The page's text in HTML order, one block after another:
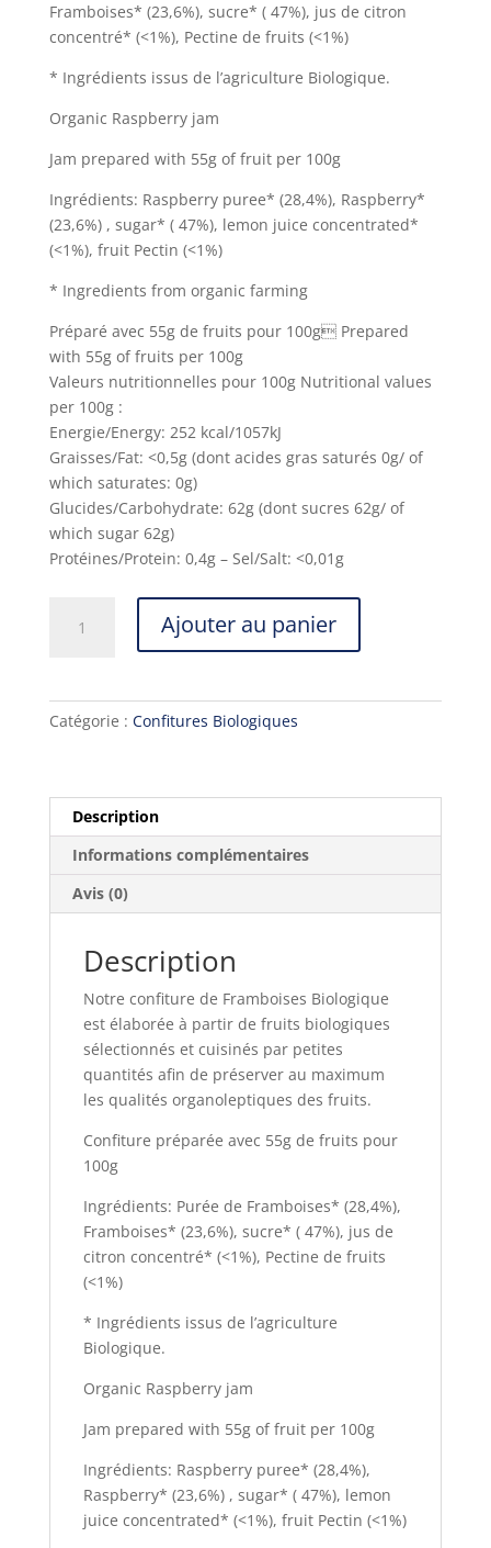
Framboises* (23,6%), sucre* ( 47%), jus de citron
concentré* (<1%), Pectine de fruits (<1%)
* Ingrédients issus de l’agriculture Biologique.
Organic Raspberry jam
Jam prepared with 55g of fruit per 100g
Ingrédients: Raspberry puree* (28,4%), Raspberry*
(23,6%) , sugar* ( 47%), lemon juice concentrated*
(<1%), fruit Pectin (<1%)
* Ingredients from organic farming
Préparé avec 55g de fruits pour 100g Prepared
with 55g of fruits per 100g
Valeurs nutritionnelles pour 100g Nutritional values
per 100g :
Energie/Energy: 252 kcal/1057kJ
Graisses/Fat: <0,5g (dont acides gras saturés 0g/ of
which saturates: 0g)
Glucides/Carbohydrate: 62g (dont sucres 62g/ of
which sugar 62g)
Protéines/Protein: 0,4g – Sel/Salt: <0,01g
Framboises
Biologique
Ajouter au panier
Catégorie : Confitures Biologiques
Description
Informations complémentaires
Avis (0)
Description
Notre confiture de Framboises Biologique
est élaborée à partir de fruits biologiques
sélectionnés et cuisinés par petites
quantités afin de préserver au maximum
les qualités organoleptiques des fruits.
Confiture préparée avec 55g de fruits pour
100g
Ingrédients: Purée de Framboises* (28,4%),
Framboises* (23,6%), sucre* ( 47%), jus de
citron concentré* (<1%), Pectine de fruits
(<1%)
* Ingrédients issus de l’agriculture
Biologique.
Organic Raspberry jam
Jam prepared with 55g of fruit per 100g
Ingrédients: Raspberry puree* (28,4%),
Raspberry* (23,6%) , sugar* ( 47%), lemon
juice concentrated* (<1%), fruit Pectin (<1%)